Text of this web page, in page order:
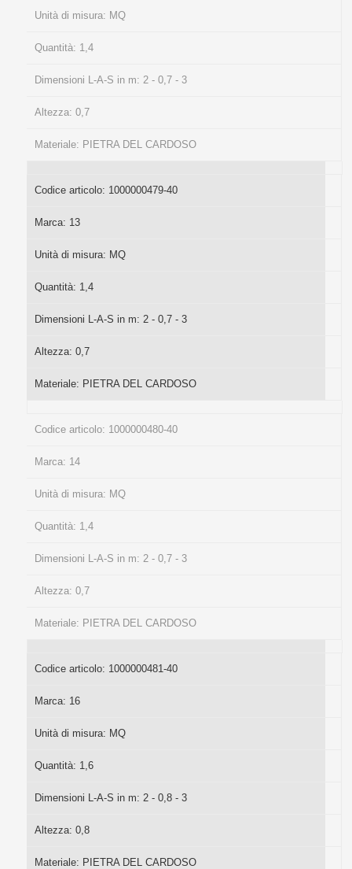
Unità di misura: MQ
Quantità: 1,4
Dimensioni L-A-S in m: 2 - 0,7 - 3
Altezza: 0,7
Materiale: PIETRA DEL CARDOSO
Codice articolo: 1000000479-40
Marca: 13
Unità di misura: MQ
Quantità: 1,4
Dimensioni L-A-S in m: 2 - 0,7 - 3
Altezza: 0,7
Materiale: PIETRA DEL CARDOSO
Codice articolo: 1000000480-40
Marca: 14
Unità di misura: MQ
Quantità: 1,4
Dimensioni L-A-S in m: 2 - 0,7 - 3
Altezza: 0,7
Materiale: PIETRA DEL CARDOSO
Codice articolo: 1000000481-40
Marca: 16
Unità di misura: MQ
Quantità: 1,6
Dimensioni L-A-S in m: 2 - 0,8 - 3
Altezza: 0,8
Materiale: PIETRA DEL CARDOSO